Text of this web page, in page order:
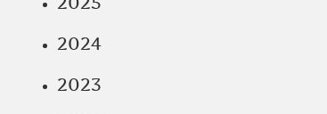
2024
2023